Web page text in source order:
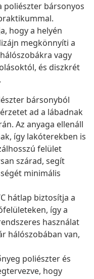
poliészter bársonyos
hogy a helyén
megkönnyíti a
vagy
és diszkrét
bársonyból
ad a lábadnak
Az anyaga ellenáll
így lakóterekben is
felület
szárad, segít
minimális
hátlap biztosítja a
így a
használat
hálószobában van,
poliészter és
hogy